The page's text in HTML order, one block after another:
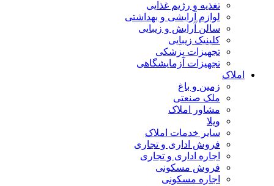
تغذیه و رژیم غذایی
لوازم آرایشی و بهداشتی
سالن آرایش و زیبایی
کلینیک زیبایی
تجهیزات پزشکی
تجهیزات آزمایشگاهی
املاک
زمین و باغ
ملک صنعتی
مشاور املاک
ویلا
سایر خدمات املاک
فروش اداری و تجاری
اجاره اداری و تجاری
فروش مسکونی
اجاره مسکونی